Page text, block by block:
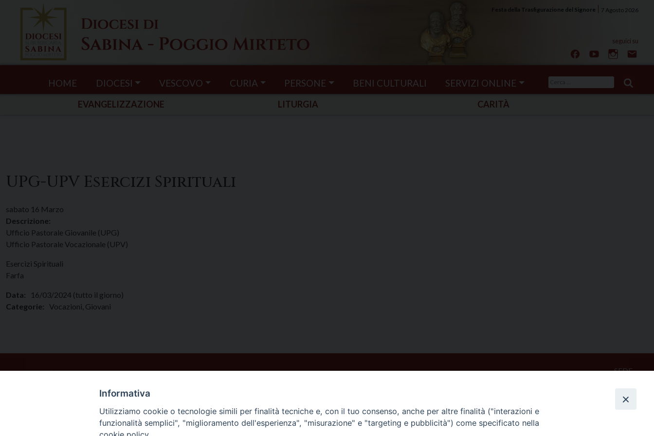
7 Agosto 2026
Festa della Trasfigurazione del Signore
HOME DIOCESI VESCOVO CURIA PERSONE BENI CULTURALI SERVIZI ONLINE
per:
EVANGELIZZAZIONE LITURGIA CARITÀ
UPG-UPV Esercizi Spirituali
sabato 16 Marzo
Descrizione:
Ufficio Pastorale Giovanile (UPG)
Ufficio Pastorale Vocazionale (UPV)
Esercizi Spirituali
Farfa
Data: 16/03/2024 (tutto il giorno)
Categorie: Vocazioni, Giovani
SEDE
02047 Poggio Mirteto (Rieti)
Informativa
Utilizziamo cookie o tecnologie simili per finalità tecniche e, con il tuo consenso, anche per altre finalità ("interazioni e
funzionalità semplici", "miglioramento dell'esperienza", "misurazione" e "targeting e pubblicità") come specificato nella